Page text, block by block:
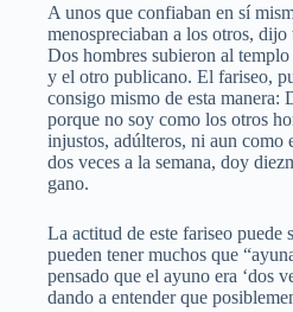
A unos que confiaban en sí
menospreciaban a los otros, dijo
Dos hombres subieron al
y el otro publicano. El fariseo,
consigo mismo de esta manera:
porque no soy como los otros
injustos, adúlteros, ni aun como
dos veces a la semana, doy
gano.
La actitud de este fariseo puede
pueden tener muchos que
pensado que el ayuno era ‘dos
dando a entender que